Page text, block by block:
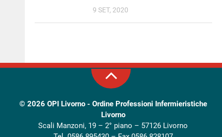
9 SET, 2020
© 2026 OPI Livorno - Ordine Professioni Infermieristiche
Livorno
Scali Manzoni, 19 – 2° piano – 57126 Livorno